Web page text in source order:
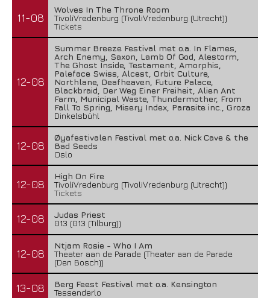
11-08
Wolves In The Throne Room
TivoliVredenburg (TivoliVredenburg (Utrecht))
Tickets
12-08
Summer Breeze Festival met o.a. In Flames,
Arch Enemy, Saxon, Lamb Of God, Alestorm,
The Ghost Inside, Testament, Amorphis,
Paleface Swiss, Alcest, Orbit Culture,
Northlane, Deafheaven, Future Palace,
Blackbraid, Der Weg Einer Freiheit, Alien Ant
Farm, Municipal Waste, Thundermother, From
Fall To Spring, Misery Index, Parasite inc., Groza
Dinkelsbühl
12-08
Øyafestivalen Festival met o.a. Nick Cave & the
Bad Seeds
Oslo
12-08
High On Fire
TivoliVredenburg (TivoliVredenburg (Utrecht))
Tickets
12-08
Judas Priest
013 (013 (Tilburg))
12-08
Ntjam Rosie - Who I Am
Theater aan de Parade (Theater aan de Parade
(Den Bosch))
13-08
Berg Feest Festival met o.a. Kensington
Tessenderlo